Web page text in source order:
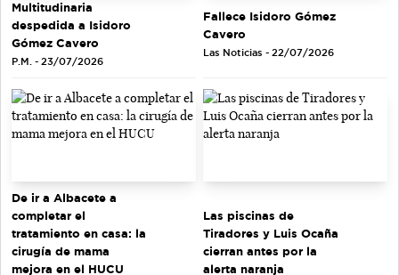
Multitudinaria
despedida a Isidoro
Gómez Cavero
P.M. - 23/07/2026
Fallece Isidoro Gómez
Cavero
Las Noticias - 22/07/2026
De ir a Albacete a
completar el
tratamiento en casa: la
cirugía de mama
mejora en el HUCU
Las piscinas de
Tiradores y Luis Ocaña
cierran antes por la
alerta naranja